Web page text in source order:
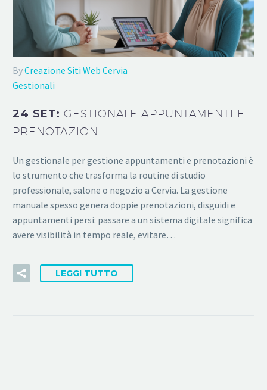
ByCreazione Siti Web Cervia
Gestionali
24 SET:GESTIONALE APPUNTAMENTI E
PRENOTAZIONI
Un gestionale per gestione appuntamenti e prenotazioni è
lo strumento che trasforma la routine di studio
professionale, salone o negozio a Cervia. La gestione
manuale spesso genera doppie prenotazioni, disguidi e
appuntamenti persi: passare a un sistema digitale significa
avere visibilità in tempo reale, evitare…
LEGGI TUTTO